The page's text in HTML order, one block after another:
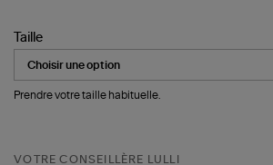
et
Blanche
Taille
Prendre votre taille habituelle.
VOTRE CONSEILLÈRE LULLI